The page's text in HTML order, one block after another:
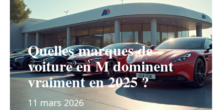
Quelles marques de
voiture en M dominent
vraiment en 2025 ?
11 mars 2026